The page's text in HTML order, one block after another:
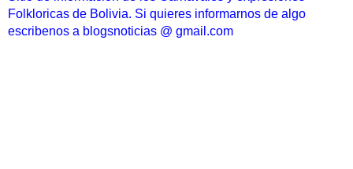
Folkloricas de Bolivia. Si quieres informarnos de algo
escribenos a blogsnoticias @ gmail.com